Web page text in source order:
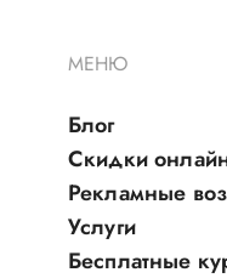
МЕНЮ
Блог
Скидки
Рекламные
Услуги
Бесплатные